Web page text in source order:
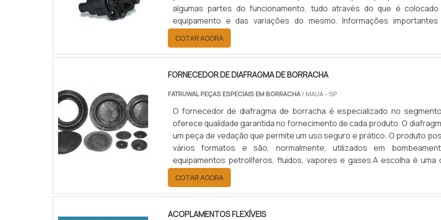
algumas partes do funcionamento, tudo através do que é
equipamento e das variações do mesmo. Informações importantes
produto Dentre os equipamentos de união rotativa é possível
variações do produto, cada um é mais indicado para uma
específica, g.
COTAR AGORA
FORNECEDOR DE DIAFRAGMA DE BORRACHA
FATRUWAL PEÇAS ESPECIAIS EM BORRACHA/ MAUÁ - SP
O fornecedor de diafragma de borracha é especializado no
oferece qualidade garantida no fornecimento de cada produto. O
um peça de vedação que permite um uso seguro e prático. O produto
vários formatos e são, normalmente, utilizados em
equipamentos petrolíferos, fluidos, vapores e gases.A escolha é uma
melhores formas de vedação. Trata-se uma estrutura, geralmente
com bordas, que bloqueia fluídos. A empresa dispõe de peças
COTAR AGORA
ACOPLAMENTOS FLEXÍVEIS